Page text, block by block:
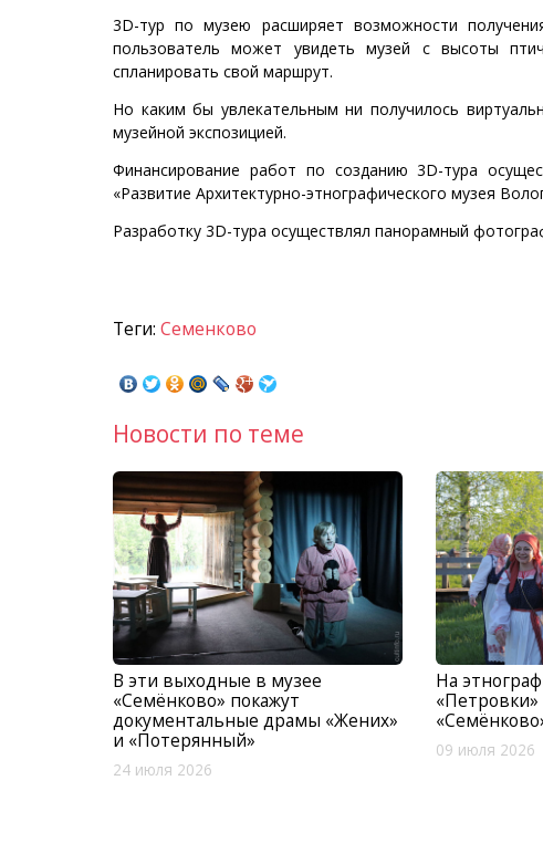
3D-тур по музею расширяет возможности
пользователь может увидеть музей с высоты
спланировать свой маршрут.
Но каким бы увлекательным ни получилось
музейной экспозицией.
Финансирование работ по созданию 3D-тура
«Развитие Архитектурно-этнографического музея
Разработку 3D-тура осуществлял панорамный
Теги: Семенково
Новости по теме
В эти выходные в музее
«Семёнково» покажут
документальные драмы «Жених»
и «Потерянный»
24 июля 2026
На
09 июля 2026